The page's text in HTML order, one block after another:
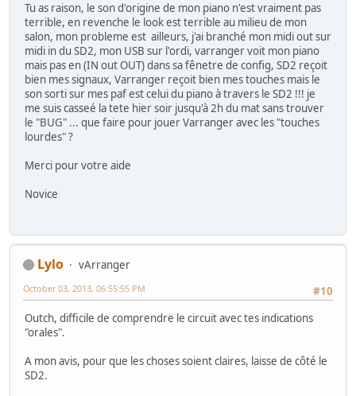
Tu as raison, le son d'origine de mon piano n'est vraiment pas
terrible, en revenche le look est terrible au milieu de mon
salon, mon probleme est ailleurs, j'ai branché mon midi out sur
midi in du SD2, mon USB sur l'ordi, varranger voit mon piano
mais pas en (IN out OUT) dans sa fênetre de config, SD2 reçoit
bien mes signaux, Varranger reçoit bien mes touches mais le
son sorti sur mes paf est celui du piano à travers le SD2 !!! je
me suis casseé la tete hier soir jusqu'à 2h du mat sans trouver
le "BUG" ... que faire pour jouer Varranger avec les "touches
lourdes" ?
Merci pour votre aide
Novice
Lylo
vArranger
#10
October 03, 2013, 06:55:55 PM
Outch, difficile de comprendre le circuit avec tes indications
"orales".
A mon avis, pour que les choses soient claires, laisse de côté le
SD2.